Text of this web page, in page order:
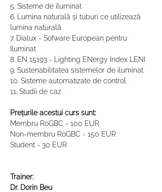
5. Sisteme de iluminat
6. Lumina naturală și tuburi ce utilizează
lumina naturală
7. Dialux - Sofware European pentru
Iluminat
8. EN 15193 - Lighting ENergy Index LENI
9. Sustenabilitatea sistemelor de iluminat
10. Sisteme automatizate de control
11. Studii de caz
Prețurile acestui curs sunt:
Membru RoGBC - 100 EUR
Non-membru RoGBC - 150 EUR
Student - 30 EUR
Trainer:
Dr. Dorin Beu